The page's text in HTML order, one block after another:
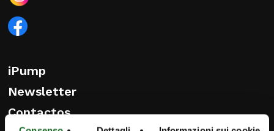
iPump
Newsletter
Contactos